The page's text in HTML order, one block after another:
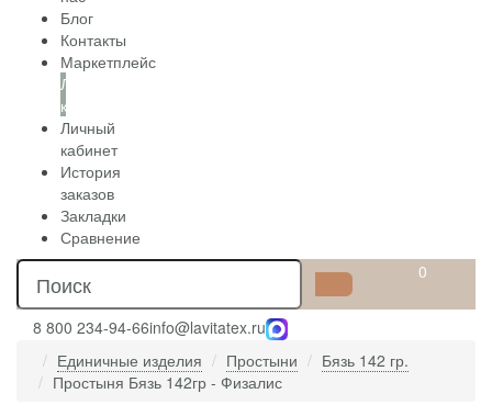
Блог
Контакты
Маркетплейс
Личный
кабинет
Личный
кабинет
История
заказов
Закладки
Сравнение
0
8 800 234-94-66info@lavitatex.ru
Единичные изделия
Простыни
Бязь 142 гр.
Простыня Бязь 142гр - Физалис